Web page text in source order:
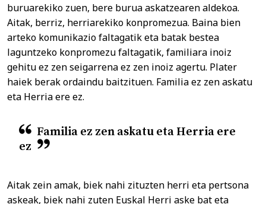
buruarekiko zuen, bere burua askatzearen aldekoa.
Aitak, berriz, herriarekiko konpromezua. Baina bien
arteko komunikazio faltagatik eta batak bestea
laguntzeko konpromezu faltagatik, familiara inoiz
gehitu ez zen seigarrena ez zen inoiz agertu. Plater
haiek berak ordaindu baitzituen. Familia ez zen askatu
eta Herria ere ez.
Familia ez zen askatu eta Herria ere
ez
Aitak zein amak, biek nahi zituzten herri eta pertsona
askeak, biek nahi zuten Euskal Herri aske bat eta